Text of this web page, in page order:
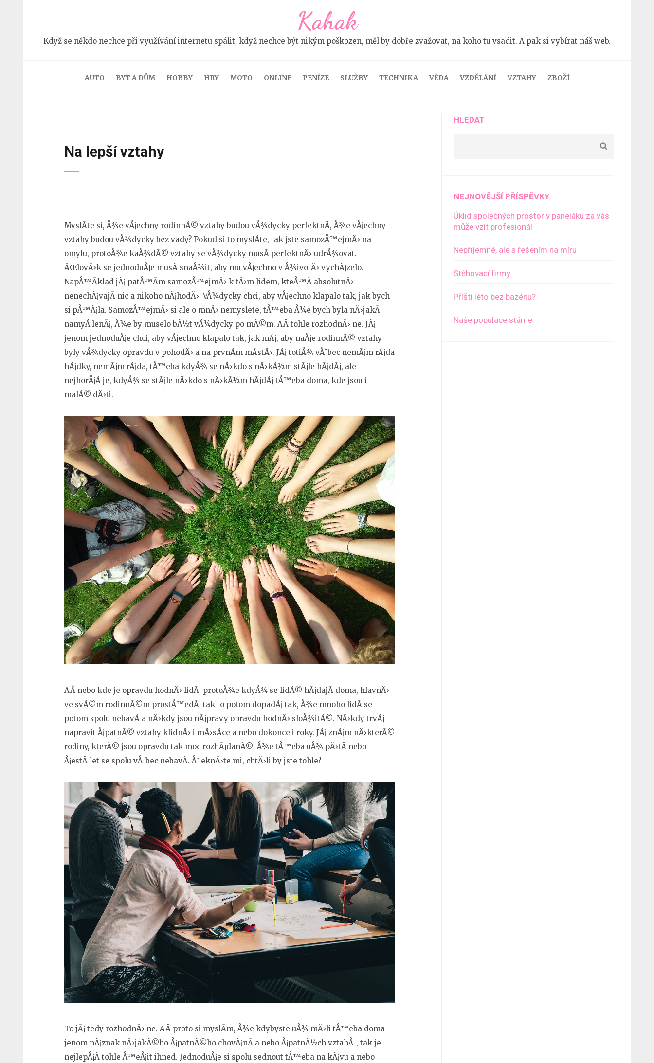
(stiskněte
Kahak
Když se někdo nechce při využívání internetu spálit, když nechce být nikým poškozen, měl by dobře zvažovat, na koho tu vsadit. A pak si vybírat náš web.
AUTO BYT A DŮM HOBBY HRY MOTO ONLINE PENÍZE SLUŽBY TECHNIKA VĚDA VZDĚLÁNÍ VZTAHY ZBOŽÍ
Na lepší vztahy
MyslÃ­te si, Å¾e vÅ¡echny rodinnÃ© vztahy budou vÅ¾dycky perfektnÃ­, Å¾e vÅ¡echny
vztahy budou vÅ¾dycky bez vady? Pokud si to myslÃ­te, tak jste samozÅ™ejmÄ› na
omylu, protoÅ¾e kaÅ¾dÃ© vztahy se vÅ¾dycky musÃ­ perfektnÄ› udrÅ¾ovat.
ÄŒlovÄ›k se jednoduÅ¡e musÃ­ snaÅ¾it, aby mu vÅ¡echno v Å¾ivotÄ› vychÃ¡zelo.
NapÅ™Ã­klad jÃ¡ patÅ™Ã­m samozÅ™ejmÄ› k tÄ›m lidem, kteÅ™Ã­ absolutnÄ›
nenechÃ¡vajÃ­ nic a nikoho nÃ¡hodÄ›. VÅ¾dycky chci, aby vÅ¡echno klapalo tak, jak bych
si pÅ™Ã¡la. SamozÅ™ejmÄ› si ale o mnÄ› nemyslete, tÅ™eba Å¾e bych byla nÄ›jakÃ¡
namyÅ¡lenÃ¡, Å¾e by muselo bÃ½t vÅ¾dycky po mÃ©m. AÂ tohle rozhodnÄ› ne. JÃ¡
jenom jednoduÅ¡e chci, aby vÅ¡echno klapalo tak, jak mÃ¡, aby naÅ¡e rodinnÃ© vztahy
byly vÅ¾dycky opravdu v pohodÄ› a na prvnÃ­m mÃ­stÄ›. JÃ¡ totiÅ¾ vÅ¯bec nemÃ¡m rÃ¡da
hÃ¡dky, nemÃ¡m rÃ¡da, tÅ™eba kdyÅ¾ se nÄ›kdo s nÄ›kÃ½m stÃ¡le hÃ¡dÃ¡, ale
nejhorÅ¡Ã­ je, kdyÅ¾ se stÃ¡le nÄ›kdo s nÄ›kÃ½m hÃ¡dÃ¡ tÅ™eba doma, kde jsou i
malÃ© dÄ›ti.
AÂ nebo kde je opravdu hodnÄ› lidÃ­, protoÅ¾e kdyÅ¾ se lidÃ© hÃ¡dajÃ­ doma, hlavnÄ›
ve svÃ©m rodinnÃ©m prostÅ™edÃ­, tak to potom dopadÃ¡ tak, Å¾e mnoho lidÃ­ se
potom spolu nebavÃ­ a nÄ›kdy jsou nÃ¡pravy opravdu hodnÄ› sloÅ¾itÃ©. NÄ›kdy trvÃ¡
napravit Å¡patnÃ© vztahy klidnÄ› i mÄ›sÃ­ce a nebo dokonce i roky. JÃ¡ znÃ¡m nÄ›kterÃ©
rodiny, kterÃ© jsou opravdu tak moc rozhÃ¡danÃ©, Å¾e tÅ™eba uÅ¾ pÄ›tÂ nebo
Å¡estÂ let se spolu vÅ¯bec nebavÃ­. Å˜eknÄ›te mi, chtÄ›li by jste tohle?
To jÃ¡ tedy rozhodnÄ› ne. AÂ proto si myslÃ­m, Å¾e kdybyste uÅ¾ mÄ›li tÅ™eba doma
jenom nÃ¡znak nÄ›jakÃ©ho Å¡patnÃ©ho chovÃ¡nÃ­ a nebo Å¡patnÃ½ch vztahÅ¯, tak je
nejlepÅ¡Ã­ tohle Å™eÅ¡it ihned. JednoduÅ¡e si spolu sednout tÅ™eba na kÃ¡vu a nebo
HLEDAT
NEJNOVĚJŠÍ PŘÍSPĚVKY
Úklid společných prostor v paneláku za vás
může vzít profesionál
Nepříjemné, ale s řešením na míru
Stěhovací firmy
Příští léto bez bazénu?
Naše populace stárne.